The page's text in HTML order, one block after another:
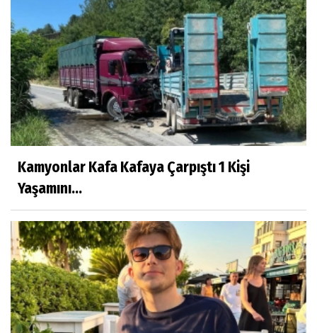
Kamyonlar Kafa Kafaya Çarpıştı 1 Kişi
Yaşamını...